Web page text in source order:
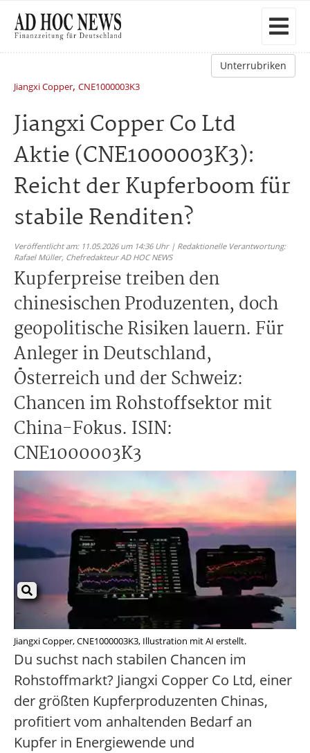
Unterrubriken
Jiangxi Copper, CNE1000003K3
Jiangxi Copper Co Ltd
Aktie (CNE1000003K3):
Reicht der Kupferboom für
stabile Renditen?
Veröffentlicht am: 11.05.2026 um 14:36 Uhr | Redaktionelle Verantwortung:
Rafael Müller, Chefredakteur AD HOC NEWS
Kupferpreise treiben den
chinesischen Produzenten, doch
geopolitische Risiken lauern. Für
Anleger in Deutschland,
Österreich und der Schweiz:
Chancen im Rohstoffsektor mit
China-Fokus. ISIN:
CNE1000003K3
Jiangxi Copper, CNE1000003K3, Illustration mit AI erstellt.
Du suchst nach stabilen Chancen im
Rohstoffmarkt? Jiangxi Copper Co Ltd, einer
der größten Kupferproduzenten Chinas,
profitiert vom anhaltenden Bedarf an
Kupfer in Energiewende und